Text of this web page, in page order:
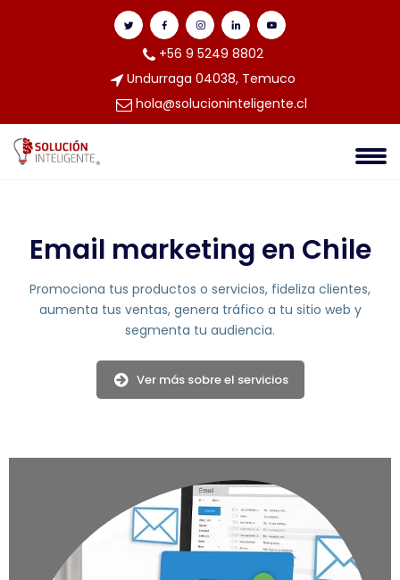
+56 9 5249 8802
Undurraga 04038, Temuco
hola@solucioninteligente.cl
Email marketing en Chile
Promociona tus productos o servicios, fideliza clientes,
aumenta tus ventas, genera tráfico a tu sitio web y
segmenta tu audiencia.
Ver más sobre el servicios